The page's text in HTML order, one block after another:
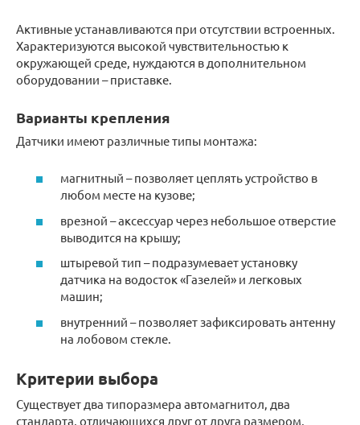
Активные устанавливаются при отсутствии встроенных.
Характеризуются высокой чувствительностью к
окружающей среде, нуждаются в дополнительном
оборудовании – приставке.
Варианты крепления
Датчики имеют различные типы монтажа:
магнитный – позволяет цеплять устройство в
любом месте на кузове;
врезной – аксессуар через небольшое отверстие
выводится на крышу;
штыревой тип – подразумевает установку
датчика на водосток «Газелей» и легковых
машин;
внутренний – позволяет зафиксировать антенну
на лобовом стекле.
Критерии выбора
Существует два типоразмера автомагнитол, два
стандарта, отличающихся друг от друга размером,